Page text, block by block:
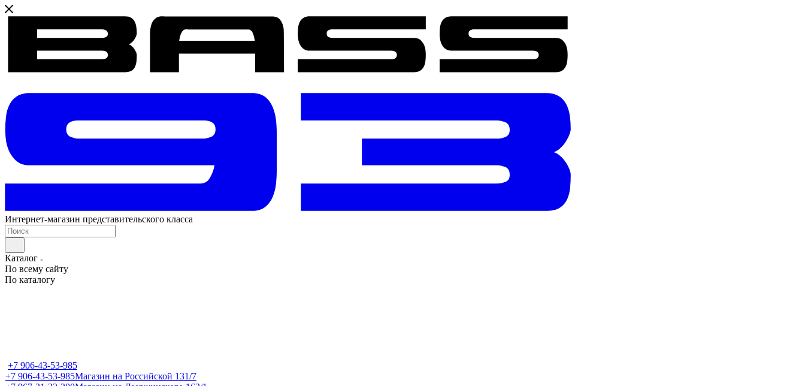
Интернет-магазин представительского класса
Каталог
По всему сайту
По каталогу
+7 906-43-53-985
+7 906-43-53-985Магазин на Российской 131/7